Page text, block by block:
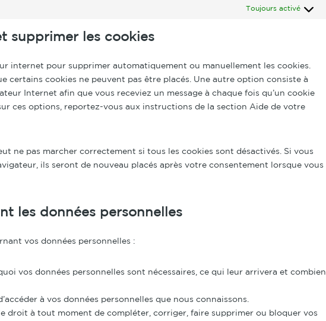
Toujours activé
supprimer les cookies
internet pour supprimer automatiquement ou manuellement les cookies.
certains cookies ne peuvent pas être placés. Une autre option consiste à
Internet afin que vous receviez un message à chaque fois qu’un cookie
ces options, reportez-vous aux instructions de la section Aide de votre
ne pas marcher correctement si tous les cookies sont désactivés. Si vous
ils seront de nouveau placés après votre consentement lorsque vous
les données personnelles
vos données personnelles :
vos données personnelles sont nécessaires, ce qui leur arrivera et combien
à vos données personnelles que nous connaissons.
droit à tout moment de compléter, corriger, faire supprimer ou bloquer vos